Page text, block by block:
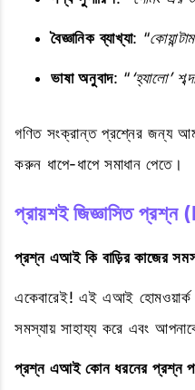
বৈজ্ঞানিক ব্যাখ্যা: “
ভাষা অনুবাদ: “ ‘হ্যালো’
গণিত সংক্রান্ত প্রশ্নের জন্য
করুন ধাপে-ধাপে সমাধান পেতে।
প্রায়শই জিজ্ঞাসিত
প্রশ্ন এআই কি বাড়ির কাজের
একেবারেই! এই এআই হোমওয়ার্ক
সমস্যায় সাহায্য করে এবং
প্রশ্ন এআই কোন ধরনের প্রশ্ন